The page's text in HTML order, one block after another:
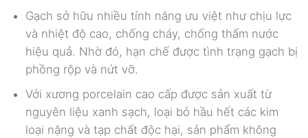
Gạch sở hữu nhiều tính năng ưu việt như chịu lực
và nhiệt độ cao, chống cháy, chống thấm nước
hiệu quả. Nhờ đó, hạn chế được tình trạng gạch bị
phồng rộp và nứt vỡ.
Với xương porcelain cao cấp được sản xuất từ
nguyên liệu xanh sạch, loại bỏ hầu hết các kim
loại nặng và tạp chất độc hại, sản phẩm không